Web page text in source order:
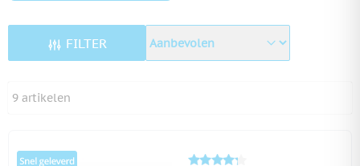
FILTER
9 artikelen